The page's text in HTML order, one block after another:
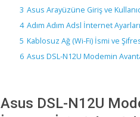
3 Asus Arayüzüne Giriş ve
4 Adım Adım Adsl İnternet
5 Kablosuz Ağ (Wi-Fi) İsmi ve
6 Asus DSL-N12U Modemin
Asus DSL-N12U